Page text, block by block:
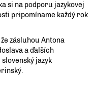
si na podporu jazykovej
pripomíname každý rok
zásluhou Antona
a ďalších
jazyk